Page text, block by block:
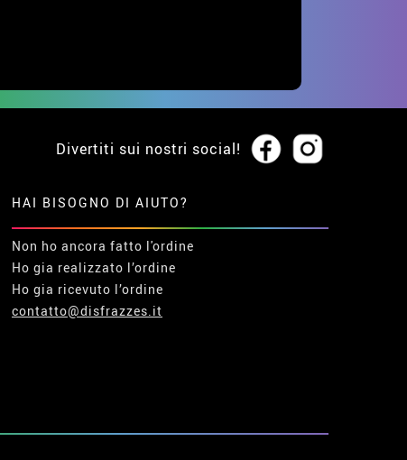
Divertiti sui nostri social!
HAI BISOGNO DI AIUTO?
Non ho ancora fatto l'ordine
Ho gia realizzato l’ordine
Ho gia ricevuto l’ordine
contatto@disfrazzes.it